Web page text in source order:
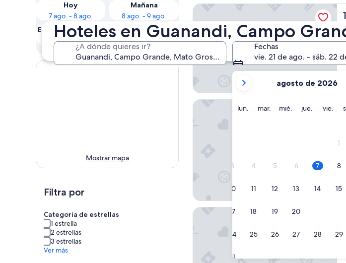
Hoteles en Guanandi, Campo
¿A dónde quieres ir?
Fechas
vie. 21 de ago. - sáb. 22
tus
meses
actuales
son
agosto de 2026
lun. lunesmar. martes
mié. miércoles
jue. jueves
vie.
1
3 4 5 6 7 8
10 11 12 13 14 15
17 18 19 20
24 25 26 27 28 29
31
Hoy
7 ago. - 8 ago.
Mañana
8 ago. - 9 ago.
Este fin de semana
7 ago. - 9 ago.
Próximo fin de
semana
14 ago. - 16 ago.
Mostrar mapa
Filtra por
Categoría de estrellas
1 estrella
2 estrellas
3 estrellas
Ver más
CAMPO GRANDE GUEST FLAT HOUSE
Indaiá Park Hotel
HOTEL NORTE SUL